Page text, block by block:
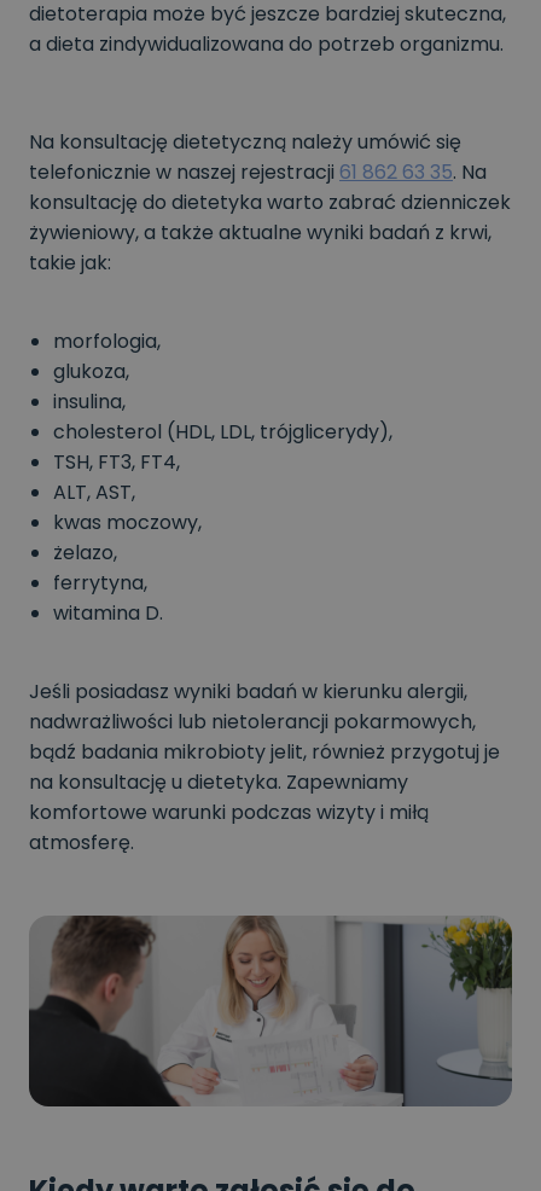
dietoterapia może być jeszcze bardziej skuteczna,
a dieta zindywidualizowana do potrzeb organizmu.
Na konsultację dietetyczną należy umówić się
telefonicznie w naszej rejestracji 61 862 63 35. Na
konsultację do dietetyka warto zabrać dzienniczek
żywieniowy, a także aktualne wyniki badań z krwi,
takie jak:
morfologia,
glukoza,
insulina,
cholesterol (HDL, LDL, trójglicerydy),
TSH, FT3, FT4,
ALT, AST,
kwas moczowy,
żelazo,
ferrytyna,
witamina D.
Jeśli posiadasz wyniki badań w kierunku alergii,
nadwrażliwości lub nietolerancji pokarmowych,
bądź badania mikrobioty jelit, również przygotuj je
na konsultację u dietetyka. Zapewniamy
komfortowe warunki podczas wizyty i miłą
atmosferę.